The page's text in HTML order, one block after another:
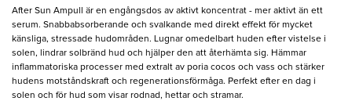
After Sun Ampull är en engångsdos av aktivt koncentrat - mer aktivt än ett
serum. Snabbabsorberande och svalkande med direkt effekt för mycket
känsliga, stressade hudområden. Lugnar omedelbart huden efter vistelse i
solen, lindrar solbränd hud och hjälper den att återhämta sig. Hämmar
inflammatoriska processer med extralt av poria cocos och vass och stärker
hudens motståndskraft och regenerationsförmåga. Perfekt efter en dag i
solen och för hud som visar rodnad, hettar och stramar.